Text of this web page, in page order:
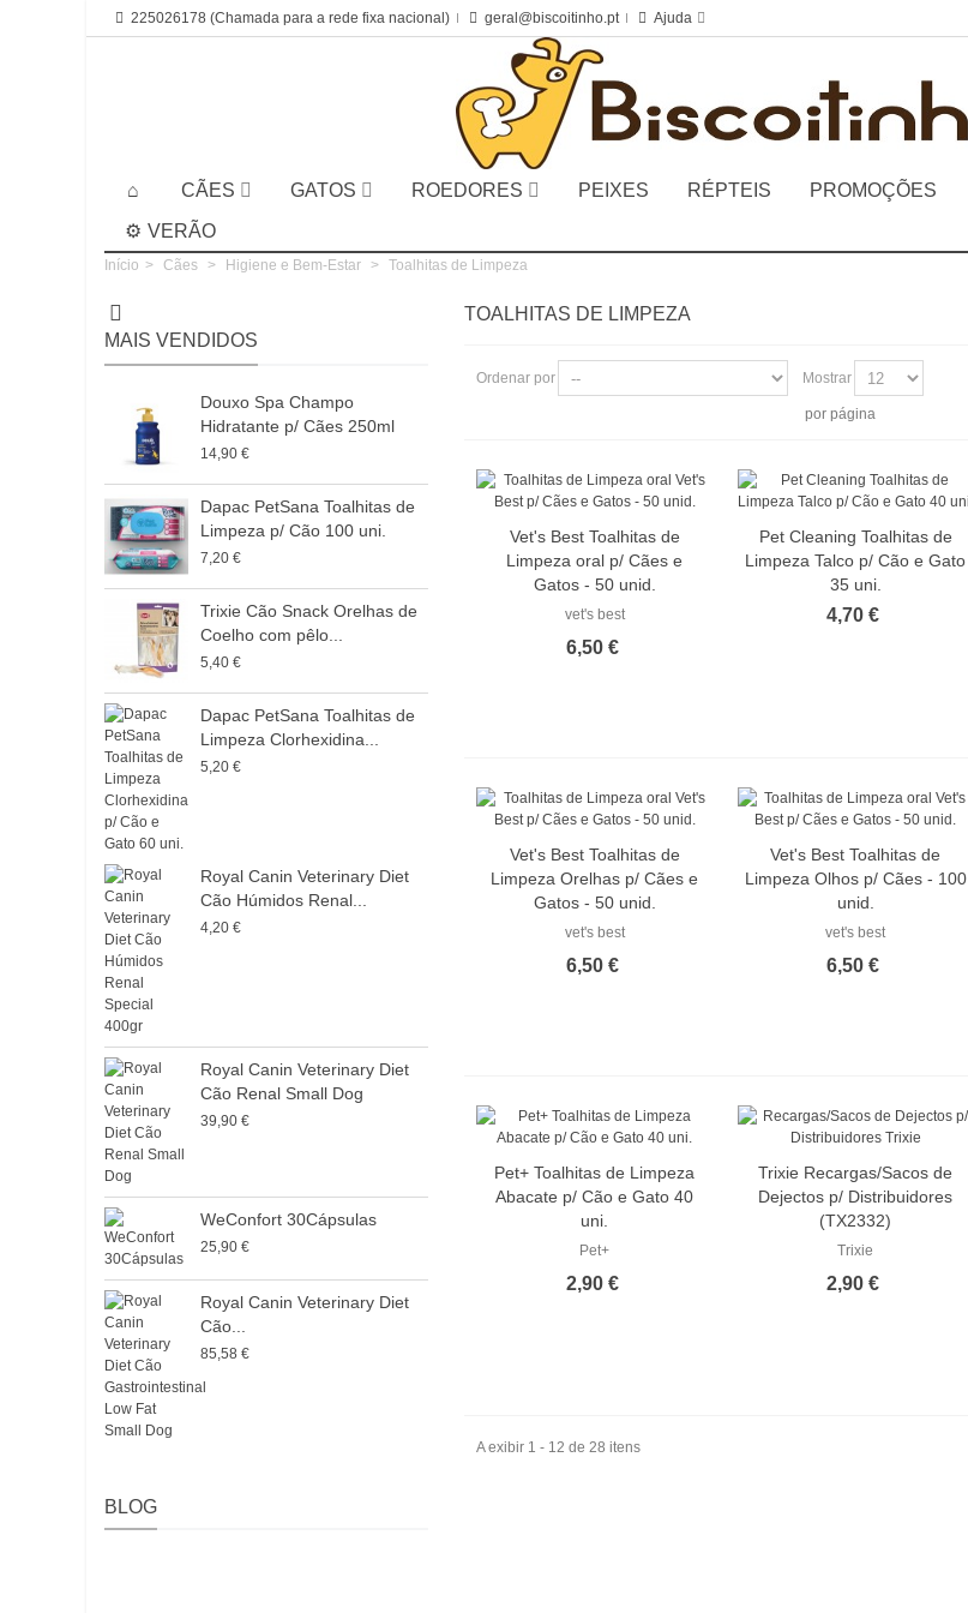
225026178 (Chamada para a rede fixa nacional) geral@biscoitinho.pt Ajuda
CÃES GATOS ROEDORES PEIXES RÉPTEIS PROMOÇÕES
VERÃO
Início > Cães > Higiene e Bem-Estar > Toalhitas de Limpeza
MAIS VENDIDOS
Douxo Spa Champo
Hidratante p/ Cães 250ml
14,90 €
Dapac PetSana Toalhitas de
Limpeza p/ Cão 100 uni.
7,20 €
Trixie Cão Snack Orelhas de
Coelho com pêlo...
5,40 €
Dapac PetSana Toalhitas de
Limpeza Clorhexidina...
5,20 €
Royal Canin Veterinary Diet
Cão Húmidos Renal...
4,20 €
Royal Canin Veterinary Diet
Cão Renal Small Dog
39,90 €
WeConfort 30Cápsulas
25,90 €
Royal Canin Veterinary Diet
Cão...
85,58 €
BLOG
TOALHITAS DE LIMPEZA
Ordenar por Mostrar
por página
Vet's Best Toalhitas de
Limpeza oral p/ Cães e
Gatos - 50 unid.
vet's best
6,50 €
Pet Cleaning Toalhitas de
Limpeza Talco p/ Cão e Gato
35 uni.
4,70 €
Vet's Best Toalhitas de
Limpeza Orelhas p/ Cães e
Gatos - 50 unid.
vet's best
6,50 €
Vet's Best Toalhitas de
Limpeza Olhos p/ Cães - 100
unid.
vet's best
6,50 €
Pet+ Toalhitas de Limpeza
Abacate p/ Cão e Gato 40
uni.
Pet+
2,90 €
Trixie Recargas/Sacos de
Dejectos p/ Distribuidores
(TX2332)
Trixie
2,90 €
A exibir 1 - 12 de 28 itens